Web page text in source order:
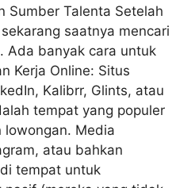
Sumber Talenta Setelah
saatnya mencari
Ada banyak cara untuk
Kerja Online: Situs
Kalibrr, Glints, atau
tempat yang populer
lowongan. Media
atau bahkan
tempat untuk